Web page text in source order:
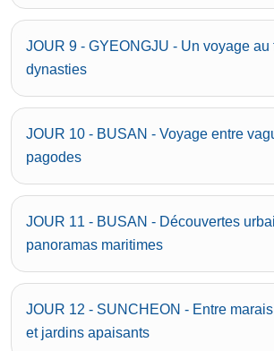
JOUR 9 - GYEONGJU - Un voyage au
dynasties
JOUR 10 - BUSAN - Voyage entre
pagodes
JOUR 11 - BUSAN - Découvertes
panoramas maritimes
JOUR 12 - SUNCHEON - Entre
et jardins apaisants